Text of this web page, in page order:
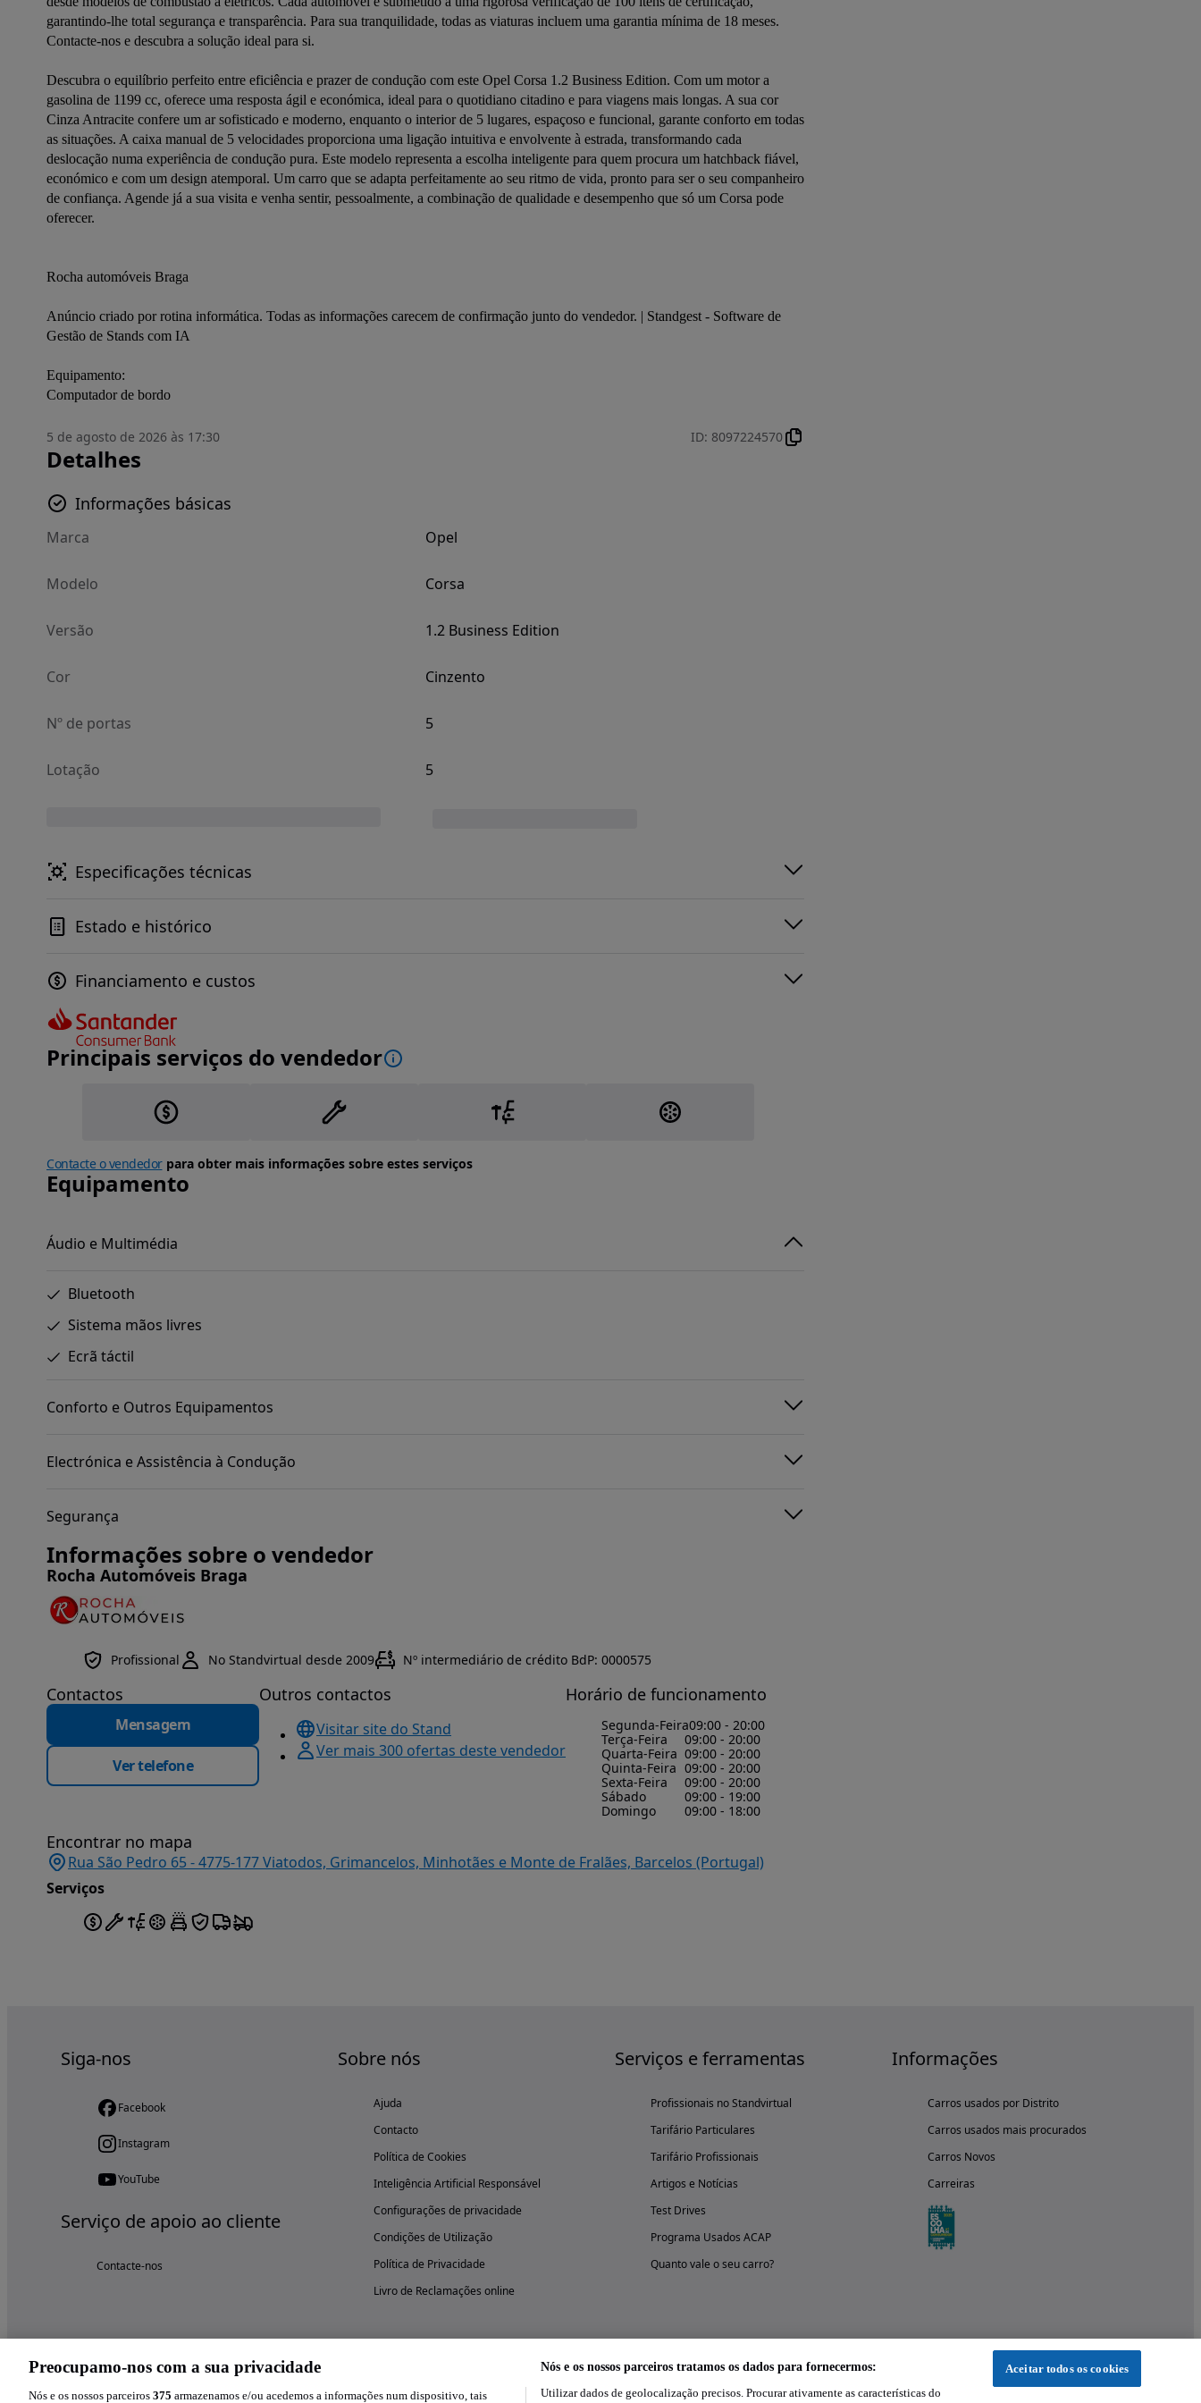
garantindo-lhe total segurança e transparência. Para sua tranquilidade, todas as viaturas incluem uma garantia mínima de 18 meses.
Contacte-nos e descubra a solução ideal para si.
Descubra o equilíbrio perfeito entre eficiência e prazer de condução com este Opel Corsa 1.2 Business Edition. Com um motor a
gasolina de 1199 cc, oferece uma resposta ágil e económica, ideal para o quotidiano citadino e para viagens mais longas. A sua cor
Cinza Antracite confere um ar sofisticado e moderno, enquanto o interior de 5 lugares, espaçoso e funcional, garante conforto em todas
as situações. A caixa manual de 5 velocidades proporciona uma ligação intuitiva e envolvente à estrada, transformando cada
deslocação numa experiência de condução pura. Este modelo representa a escolha inteligente para quem procura um hatchback fiável,
económico e com um design atemporal. Um carro que se adapta perfeitamente ao seu ritmo de vida, pronto para ser o seu companheiro
de confiança. Agende já a sua visita e venha sentir, pessoalmente, a combinação de qualidade e desempenho que só um Corsa pode
oferecer.
Rocha automóveis Braga
Anúncio criado por rotina informática. Todas as informações carecem de confirmação junto do vendedor. | Standgest - Software de
Gestão de Stands com IA
Equipamento:
Computador de bordo
5 de agosto de 2026 às 17:30 ID: 8097224570
Detalhes
Informações básicas
Marca Opel
Modelo Corsa
Versão 1.2 Business Edition
Cor Cinzento
Nº de portas 5
Lotação 5
Especificações técnicas
Estado e histórico
Financiamento e custos
Principais serviços do vendedor
Contacte o vendedorpara obter mais informações sobre estes serviços
Equipamento
Áudio e Multimédia
Bluetooth
Sistema mãos livres
Ecrã táctil
Conforto e Outros Equipamentos
Electrónica e Assistência à Condução
Segurança
Informações sobre o vendedor
Rocha Automóveis Braga
Profissional No Standvirtual desde 2009 Nº intermediário de crédito BdP: 0000575
Contactos
Mensagem
Ver telefone
Outros contactos
Visitar site do Stand
Ver mais 300 ofertas deste vendedor
Horário de funcionamento
Segunda-Feira09:00 - 20:00
Terça-Feira
09:00 - 20:00
Quarta-Feira 09:00 - 20:00
Quinta-Feira 09:00 - 20:00
Sexta-Feira
09:00 - 20:00
Sábado
09:00 - 19:00
Domingo
09:00 - 18:00
Encontrar no mapa
Rua São Pedro 65 - 4775-177 Viatodos, Grimancelos, Minhotães e Monte de Fralães, Barcelos (Portugal)
Serviços
Siga-nos
Facebook
Instagram
YouTube
Serviço de apoio ao cliente
Contacte-nos
Sobre nós
Ajuda
Contacto
Política de Cookies
Inteligência Artificial Responsável
Configurações de privacidade
Condições de Utilização
Política de Privacidade
Livro de Reclamações online
Serviços e ferramentas
Profissionais no Standvirtual
Tarifário Particulares
Tarifário Profissionais
Artigos e Notícias
Test Drives
Programa Usados ACAP
Quanto vale o seu carro?
Informações
Carros usados por Distrito
Carros usados mais procurados
Carros Novos
Carreiras
Preocupamo-nos com a sua privacidade
Nós e os nossos parceiros 375 armazenamos e/ou acedemos a informações num dispositivo, tais
Nós e os nossos parceiros tratamos os dados para fornecermos:
Utilizar dados de geolocalização precisos. Procurar ativamente as características do
Aceitar todos os cookies